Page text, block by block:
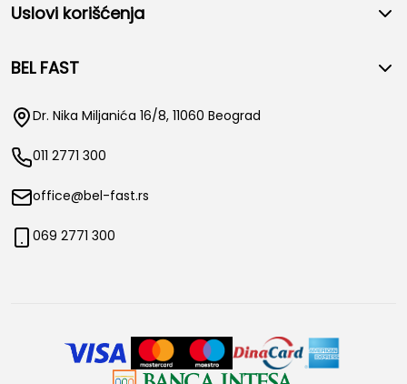
Uslovi korišćenja
BEL FAST
Dr. Nika Miljanića 16/8, 11060 Beograd
011 2771 300
office@bel-fast.rs
069 2771 300